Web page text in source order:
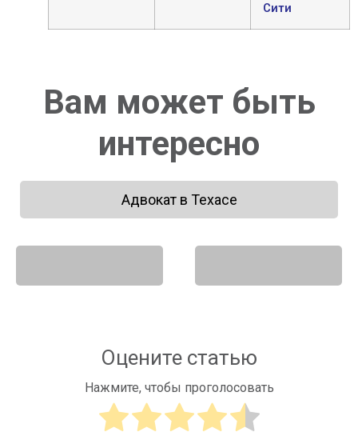
Сити
Вам может быть
интересно
Адвокат в Техасе
Оцените статью
Нажмите, чтобы проголосовать